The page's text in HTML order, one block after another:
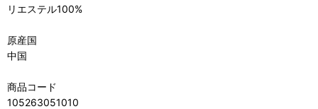
リエステル100%
原産国
中国
商品コード
105263051010